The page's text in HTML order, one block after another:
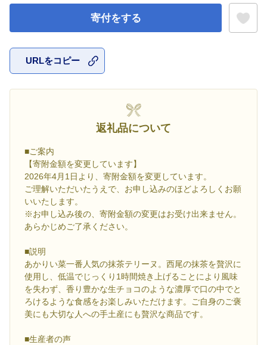
寄付をする
URLをコピー
返礼品について
■ご案内
【寄附金額を変更しています】
2026年4月1日より、寄附金額を変更しています。
ご理解いただいたうえで、お申し込みのほどよろしくお願
いいたします。
※お申し込み後の、寄附金額の変更はお受け出来ません。
あらかじめご了承ください。
■説明
あかりい菜一番人気の抹茶テリーヌ。西尾の抹茶を贅沢に
使用し、低温でじっくり1時間焼き上げることにより風味
を失わず、香り豊かな生チョコのような濃厚で口の中でと
ろけるような食感をお楽しみいただけます。ご自身のご褒
美にも大切な人への手土産にも贅沢な商品です。
■生産者の声